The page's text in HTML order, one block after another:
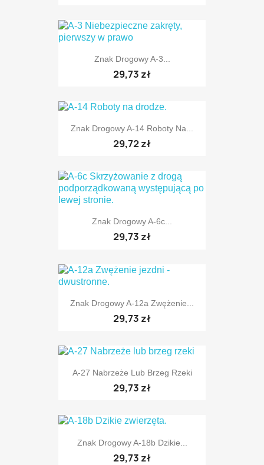
Znak Drogowy A-3...
29,73 zł
Znak Drogowy A-14 Roboty Na...
29,72 zł
Znak Drogowy A-6c...
29,73 zł
TYLKO ONLINE
Znak Drogowy A-12a Zwężenie...
29,73 zł
A-27 Nabrzeże Lub Brzeg Rzeki
29,73 zł
Znak Drogowy A-18b Dzikie...
29,73 zł